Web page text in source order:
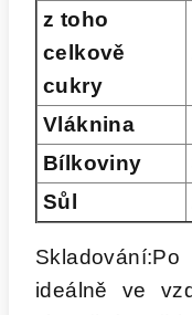
z toho
celkově
cukry
Vláknina
Bílkoviny
Sůl
Skladování:
ideálně ve